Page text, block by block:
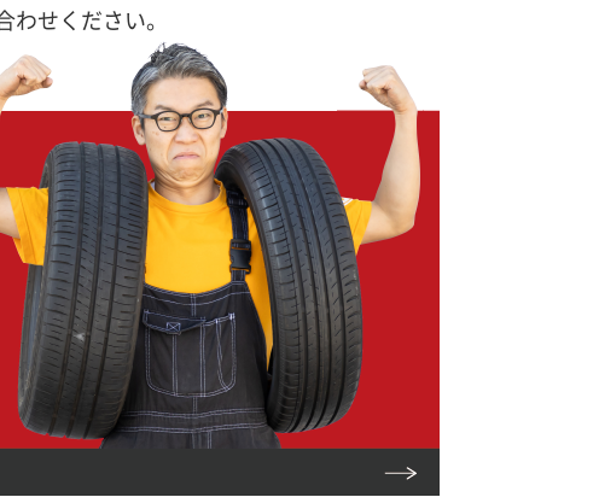
わせください。